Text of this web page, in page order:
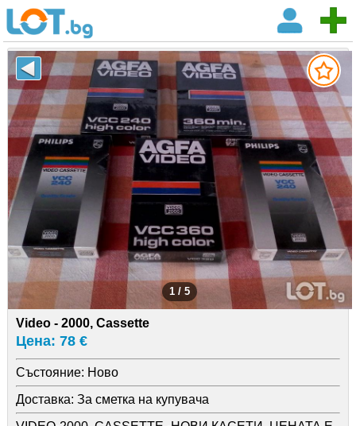
1 / 5
Video - 2000, Cassette
Цена: 78 €
Състояние: Ново
Доставка: За сметка на купувача